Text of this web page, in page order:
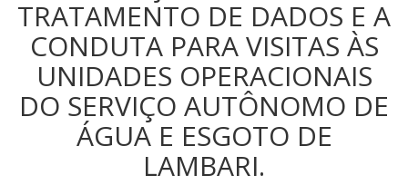
TRATAMENTO DE DADOS E A
CONDUTA PARA VISITAS ÀS
UNIDADES OPERACIONAIS
DO SERVIÇO AUTÔNOMO DE
ÁGUA E ESGOTO DE
LAMBARI.